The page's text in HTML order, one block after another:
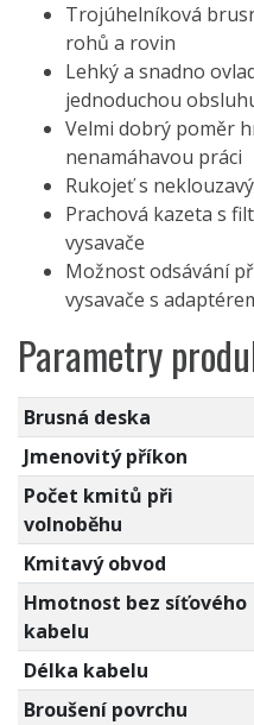
Trojúhelníková
rohů a rovin
Lehký a snadno
jednoduchou
Velmi dobrý poměr
nenamáhavou práci
Rukojeť s
Prachová kazeta s
vysavače
Možnost odsávání
vysavače s
Parametry
Brusná deska
Jmenovitý příkon
Počet kmitů při
volnoběhu
Kmitavý obvod
Hmotnost bez síťového
kabelu
Délka kabelu
Broušení povrchu